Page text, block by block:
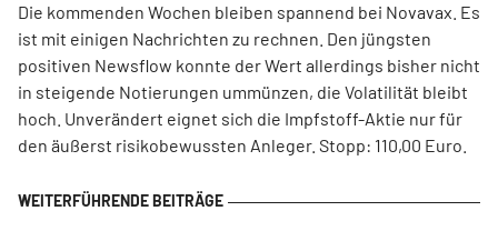
Die kommenden Wochen bleiben spannend bei Novavax. Es
ist mit einigen Nachrichten zu rechnen. Den jüngsten
positiven Newsflow konnte der Wert allerdings bisher nicht
in steigende Notierungen ummünzen, die Volatilität bleibt
hoch. Unverändert eignet sich die Impfstoff-Aktie nur für
den äußerst risikobewussten Anleger. Stopp: 110,00 Euro.